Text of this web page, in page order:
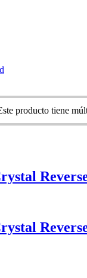
producto tiene